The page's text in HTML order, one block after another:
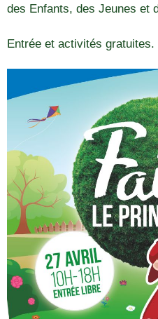
des Enfants, des Jeunes et
Entrée et activités gratuites.